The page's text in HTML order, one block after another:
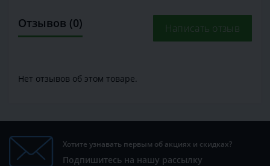
Отзывов (0) Написать отзыв
Нет отзывов об этом товаре.
Хотите узнавать первым об акциях и скидках?
Подпишитесь на нашу рассылку